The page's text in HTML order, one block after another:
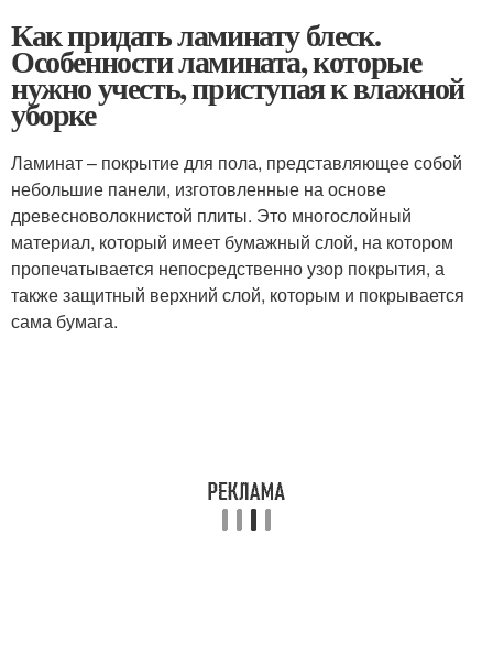
Как придать ламинату блеск.
Особенности ламината, которые
нужно учесть, приступая к влажной
уборке
Ламинат – покрытие для пола, представляющее собой
небольшие панели, изготовленные на основе
древесноволокнистой плиты. Это многослойный
материал, который имеет бумажный слой, на котором
пропечатывается непосредственно узор покрытия, а
также защитный верхний слой, которым и покрывается
сама бумага.